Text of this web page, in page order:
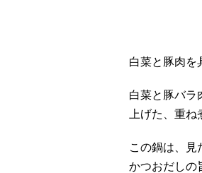
白菜と豚肉を
白菜と豚バラ
上げた、重ね
この鍋は、見
かつおだしの